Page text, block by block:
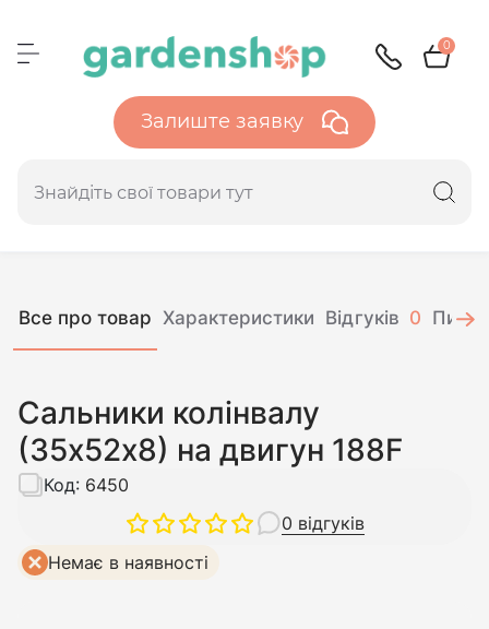
0
Залиште заявку
Все про товар Характеристики Відгуків 0
Сальники колінвалу
(35х52х8) на двигун 188F
0 відгуків
Код: 6450
Немає в наявності